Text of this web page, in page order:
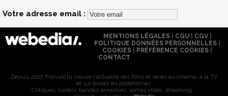
Votre adresse email :
MENTIONS LÉGALES| CGU| CGV|
POLITIQUE DONNÉES PERSONNELLES
COOKIES
PRÉFÉRENCE COOKIES
CONTACT
Depuis 2007, FilmsActu couvre l'actualité des films et séries au cinéma, à la TV
et sur toutes les plateformes.
Critiques, trailers, bandes-annonces, sorties vidéo, streaming...